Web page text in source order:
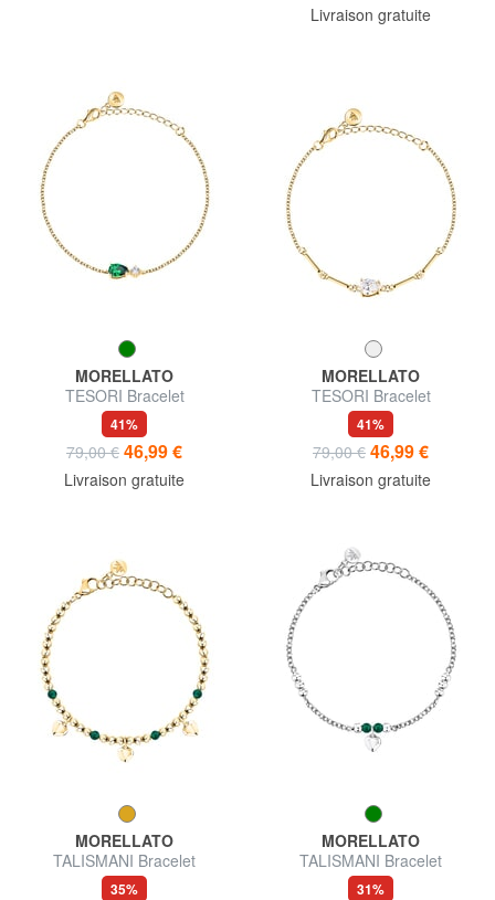
Livraison gratuite
MORELLATO
TESORI Bracelet
41%
79,00 € 46,99 €
Livraison gratuite
MORELLATO
TESORI Bracelet
41%
79,00 € 46,99 €
Livraison gratuite
MORELLATO
TALISMANI Bracelet
35%
MORELLATO
TALISMANI Bracelet
31%